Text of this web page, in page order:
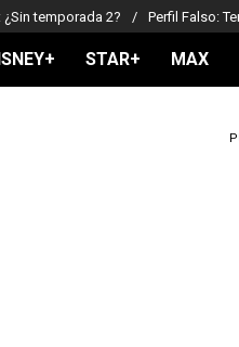
temporada 2? Perfil Falso:
STAR+ MAX